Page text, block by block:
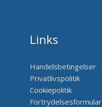
Links
Handelsbetingelser
Privatlivspolitik
Cookiepolitik
Fortrydelsesformular